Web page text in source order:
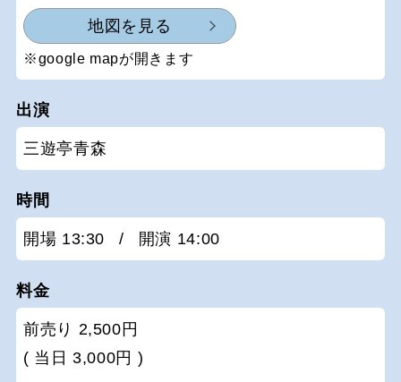
地図を見る
※google mapが開きます
出演
三遊亭青森
時間
開場 13:30 / 開演 14:00
料金
前売り 2,500円
( 当日 3,000円 )